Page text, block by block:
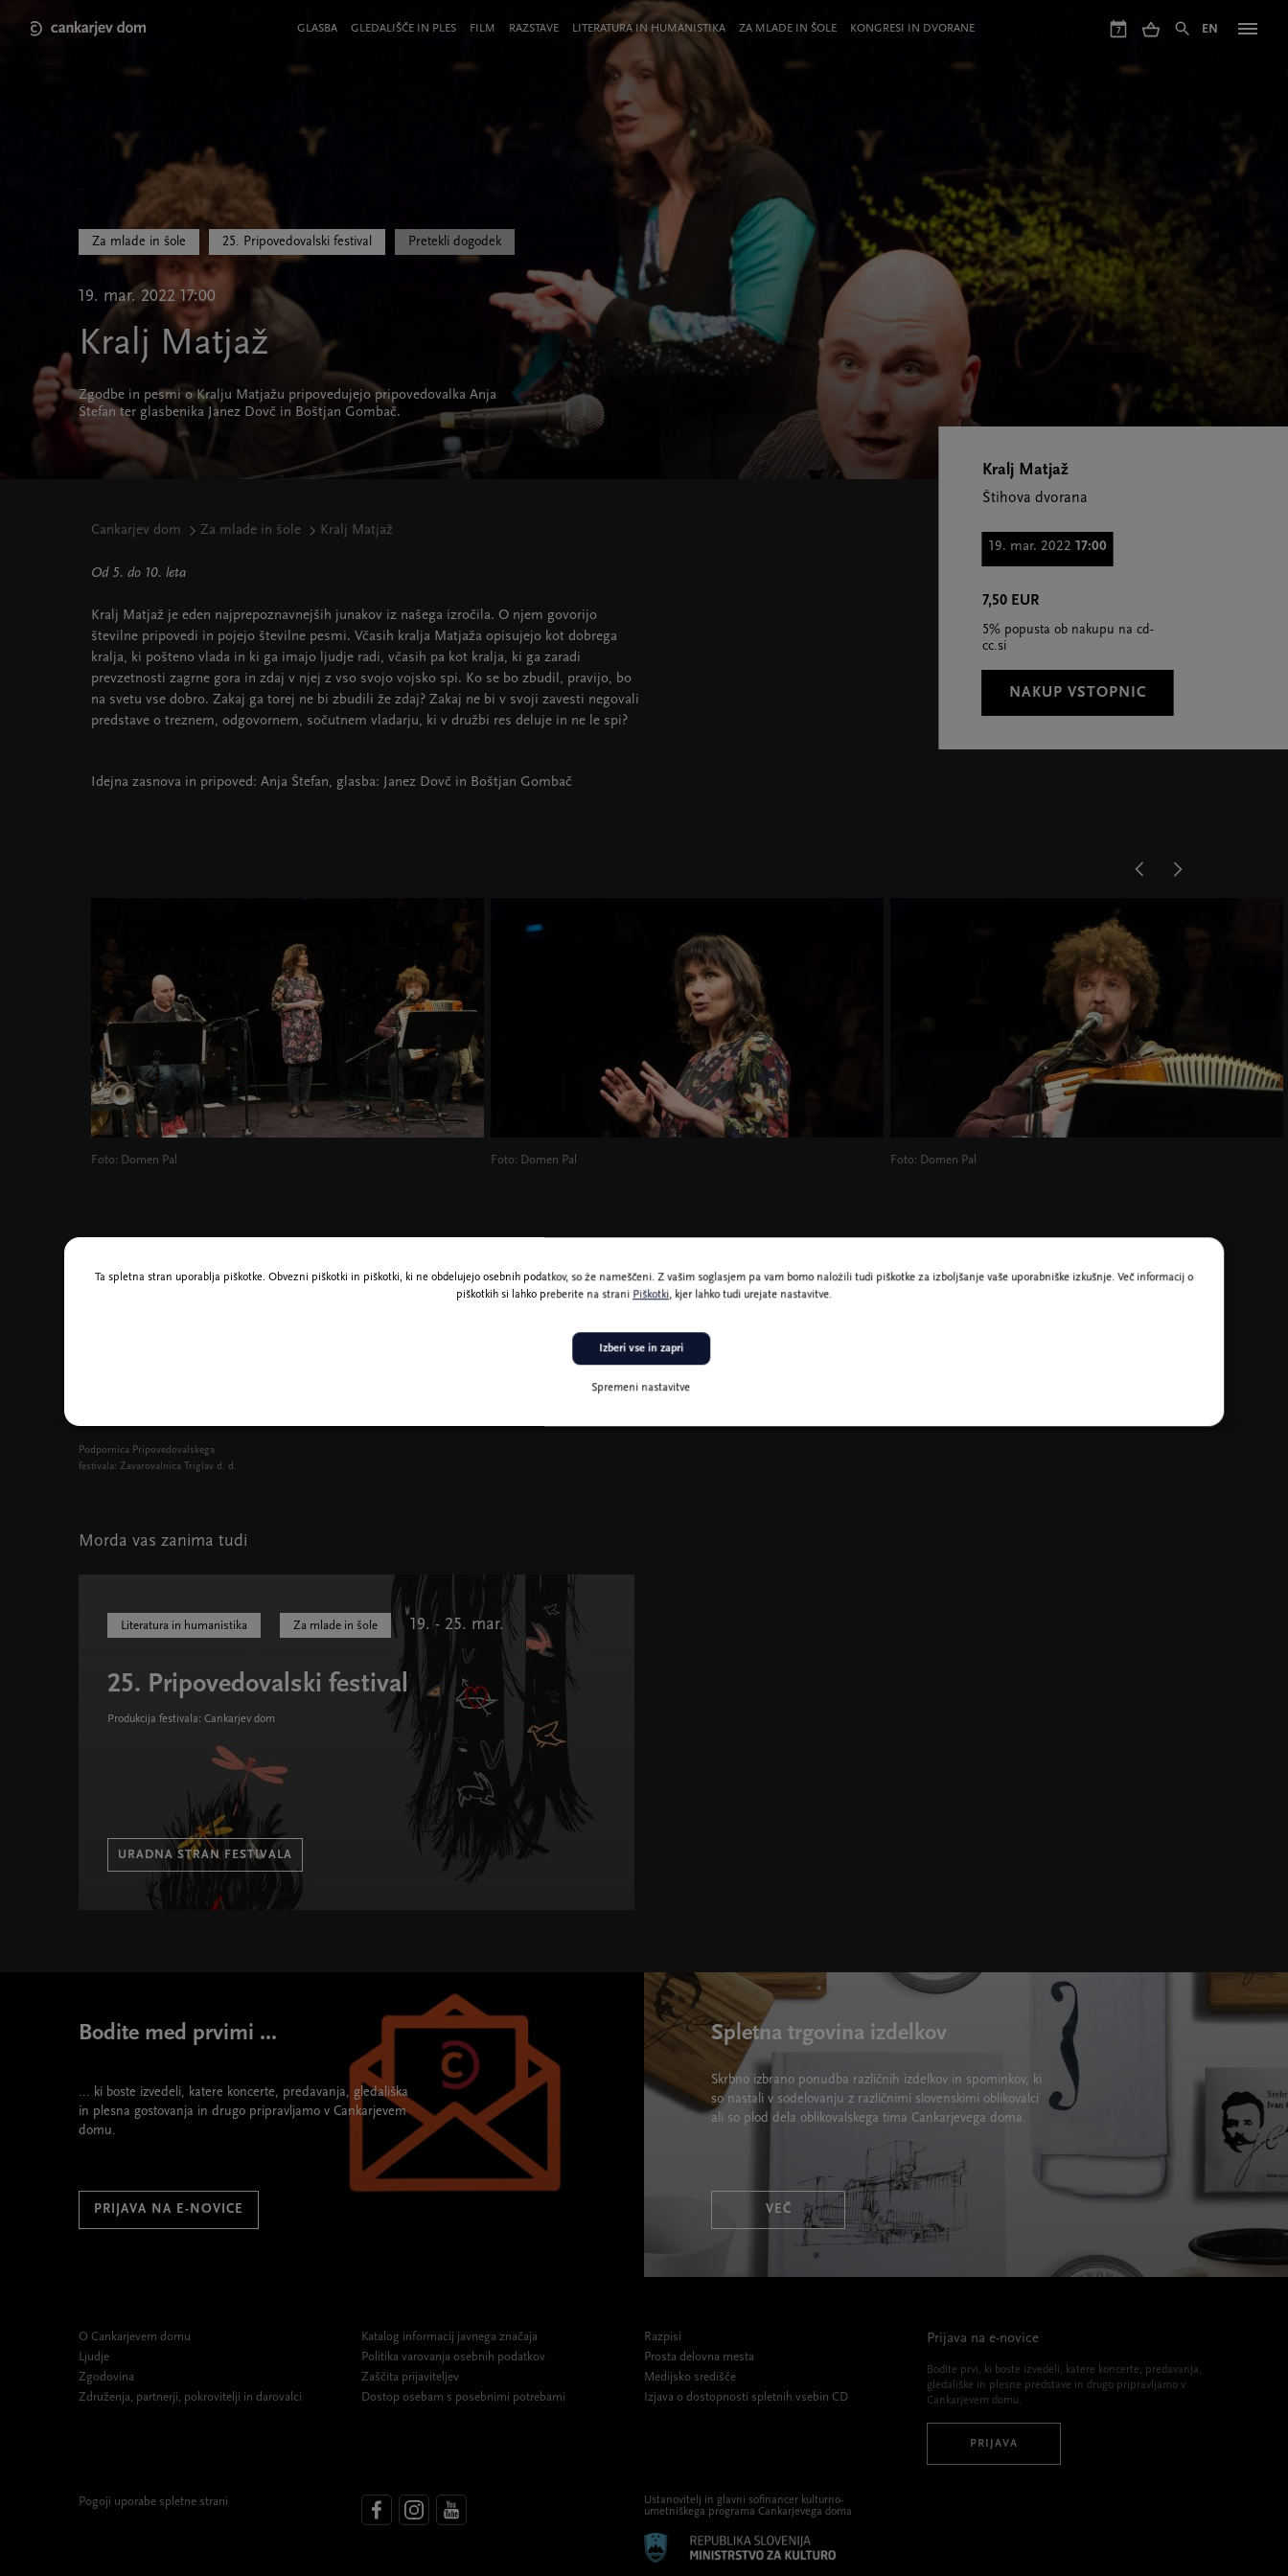
main
MeniGLASBA GLEDALIŠČE IN PLES FILM RAZSTAVE LITERATURA IN HUMANISTIKA ZA MLADE IN ŠOLE KONGRESI IN DVORANE 7 EN
Za mlade in šole 25. Pripovedovalski festival Pretekli dogodek
19. mar. 2022 17:00
Kralj Matjaž
Zgodbe in pesmi o Kralju Matjažu pripovedujejo pripovedovalka Anja
Štefan ter glasbenika Janez Dovč in Boštjan Gombač.
Cankarjev dom Za mlade in šole Kralj Matjaž
Od 5. do 10. leta
Kralj Matjaž je eden najprepoznavnejših junakov iz našega izročila. O njem govorijo
številne pripovedi in pojejo številne pesmi. Včasih kralja Matjaža opisujejo kot dobrega
kralja, ki pošteno vlada in ki ga imajo ljudje radi, včasih pa kot kralja, ki ga zaradi
prevzetnosti zagrne gora in zdaj v njej z vso svojo vojsko spi. Ko se bo zbudil, pravijo, bo
na svetu vse dobro. Zakaj ga torej ne bi zbudili že zdaj? Zakaj ne bi v svoji zavesti negovali
predstave o treznem, odgovornem, sočutnem vladarju, ki v družbi res deluje in ne le spi?
Idejna zasnova in pripoved: Anja Štefan, glasba: Janez Dovč in Boštjan Gombač
Kralj Matjaž
Štihova dvorana
19. mar. 2022 17:00
7,50 EUR
5% popusta ob nakupu na cd-
cc.si
NAKUP VSTOPNIC
Foto: Domen Pal Foto: Domen Pal Foto: Domen Pal
Glasba:Janez Dovčin Boštjan Gombač
Podpornica Pripovedovalskega
festivala: Zavarovalnica Triglav d. d.
Morda vas zanima tudi
Literatura in humanistika Za mlade in šole 19. - 25. mar.
25. Pripovedovalski festival
Produkcija festivala: Cankarjev dom
URADNA STRAN FESTIVALA
Bodite med prvimi ...
... ki boste izvedeli, katere koncerte, predavanja, gledališka
in plesna gostovanja in drugo pripravljamo v Cankarjevem
domu.
PRIJAVA NA E-NOVICE
Spletna trgovina izdelkov
Skrbno izbrano ponudba različnih izdelkov in spominkov, ki
so nastali v sodelovanju z različnimi slovenskimi oblikovalci
ali so plod dela oblikovalskega tima Cankarjevega doma.
VEČ
O Cankarjevem domu
Ljudje
Zgodovina
Združenja, partnerji, pokrovitelji in darovalci
Katalog informacij javnega značaja
Politika varovanja osebnih podatkov
Zaščita prijaviteljev
Dostop osebam s posebnimi potrebami
Razpisi
Prosta delovna mesta
Medijsko središče
Izjava o dostopnosti spletnih vsebin CD
Prijava na e-novice
Bodite prvi, ki boste izvedeli, katere koncerte, predavanja,
gledališke in plesne predstave in drugo pripravljamo v
Cankarjevem domu.
PRIJAVA
Pogoji uporabe spletne strani
Ustanovitelj in glavni sofinancer kulturno-
umetniškega programa Cankarjevega doma
Ta spletna stran uporablja piškotke. Obvezni piškotki in piškotki, ki ne obdelujejo osebnih podatkov, so že nameščeni. Z vašim soglasjem pa vam bomo naložili tudi piškotke za izboljšanje vaše uporabniške izkušnje. Več informacij o
piškotkih si lahko preberite na strani Piškotki, kjer lahko tudi urejate nastavitve.
Spremeni nastavitve
Izberi vse in zapri